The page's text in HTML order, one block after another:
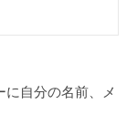
自分の名前、メ